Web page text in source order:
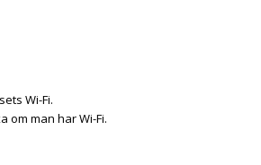
Wi-Fi.
om man har Wi-Fi.